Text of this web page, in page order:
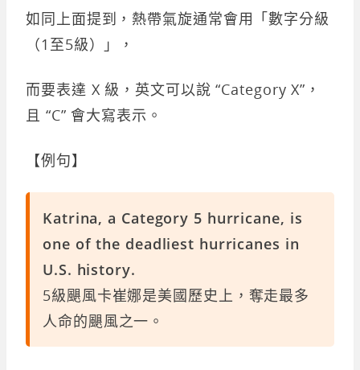
如同上面提到，熱帶氣旋通常會用「數字分級
（1至5級）」，
而要表達 X 級，英文可以說 “Category X”，
且 “C” 會大寫表示。
【例句】
Katrina, a Category 5 hurricane, is
one of the deadliest hurricanes in
U.S. history.
5級颶風卡崔娜是美國歷史上，奪走最多
人命的颶風之一。